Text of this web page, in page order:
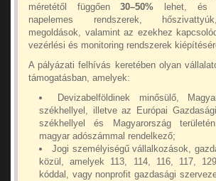
méretétől függően30–50% lehet, és
napelemes rendszerek,
megoldások, valamint az ezekhez
vezérlési és monitoring rendszerek
A pályázati felhívás keretében olyan
támogatásban, amelyek:
Devizabelföldinek minősülő,
székhellyel, illetve az Európai
székhellyel és Magyarország
magyar adószámmal rendelkező;
Jogi személyiségű vállalkozások,
közül, amelyek 113, 114, 116, 117,
kóddal, vagy nonprofit gazdasági